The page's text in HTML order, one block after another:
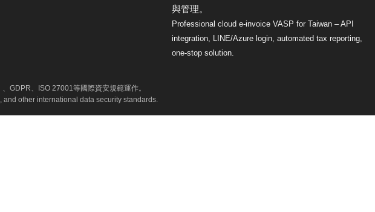
與管理。
Professional cloud e-invoice VASP for Taiwan – API
integration, LINE/Azure login, automated tax reporting,
one-stop solution.
GDPR、ISO 27001等國際資安規範運作。
other international data security standards.